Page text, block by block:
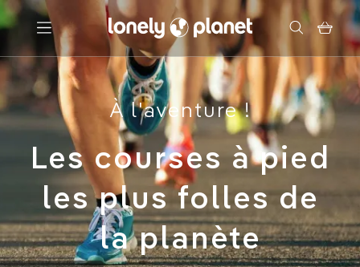
Menu
Votre recherche
À l'aventure !
Les courses à pied
les plus folles de
la planète